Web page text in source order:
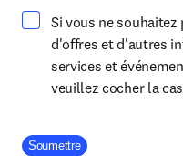
Si vous ne souhaitez
d'offres et d'autres
services et
veuillez cocher la
Company Division
Soumettre